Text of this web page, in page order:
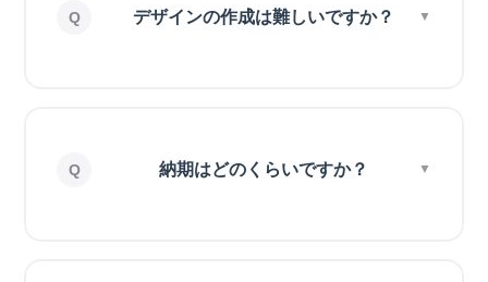
デザインの作成は難しいですか？
納期はどのくらいですか？